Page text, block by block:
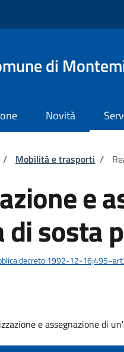
di
Novità
di pane
/ Mobilità e trasporti /
e
di sosta
12-
e assegnazione di